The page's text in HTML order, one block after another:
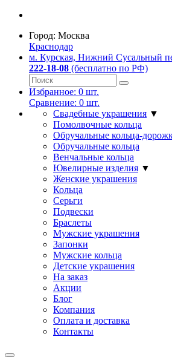
Город: Москва
Краснодар
м. Курская, Нижний Сусальный
222-18-08 (бесплатно по РФ)
Избранное: 0 шт.
Сравнение: 0 шт.
Свадебные украшения ▼
Помолвочные кольца
Обручальные кольца-
Обручальные кольца
Венчальные кольца
Ювелирные изделия ▼
Женские украшения
Кольца
Серьги
Подвески
Браслеты
Мужские украшения
Запонки
Мужские кольца
Детские украшения
На заказ
Акции
Блог
Компания
Оплата и доставка
Контакты